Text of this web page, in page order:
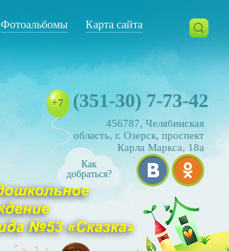
Фотоальбомы Карта сайта
+7 (351-30) 7-73-42
456787, Челябинская
область, г. Озерск, проспект
Карла Маркса, 18а
Как
добраться?